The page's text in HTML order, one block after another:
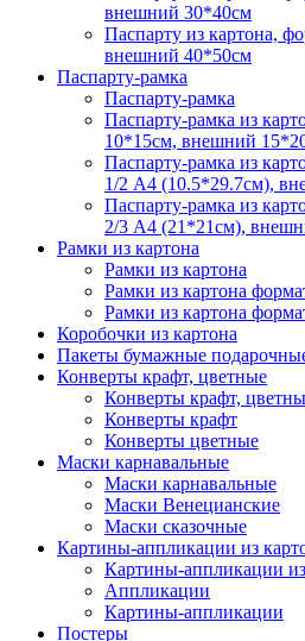
внешний 30*40см
Паспарту из картона,
внешний 40*50см
Паспарту-рамка
Паспарту-рамка
Паспарту-рамка из
10*15см, внешний
Паспарту-рамка из
1/2 А4 (10.5*29.7см),
Паспарту-рамка из
2/3 А4 (21*21см),
Рамки из картона
Рамки из картона
Рамки из картона
Рамки из картона
Коробочки из картона
Пакеты бумажные
Конверты крафт, цветные
Конверты крафт,
Конверты крафт
Конверты цветные
Маски карнавальные
Маски карнавальные
Маски Венецианские
Маски сказочные
Картины-аппликации из
Картины-аппликации
Аппликации
Картины-аппликации
Постеры